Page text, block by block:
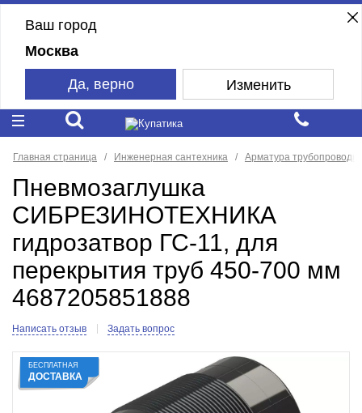
Ваш город
Москва
Да, верно Изменить
Главная страница Инженерная сантехника Арматура
Пневмозаглушка
СИБРЕЗИНОТЕХНИКА
гидрозатвор ГС-11, для
перекрытия труб 450-700 мм
4687205851888
Написать отзыв Задать вопрос
БЕСПЛАТНАЯ
ДОСТАВКА